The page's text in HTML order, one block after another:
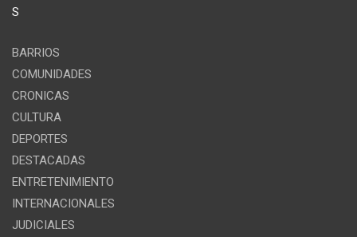
S
BARRIOS
COMUNIDADES
CRONICAS
CULTURA
DEPORTES
DESTACADAS
ENTRETENIMIENTO
INTERNACIONALES
JUDICIALES